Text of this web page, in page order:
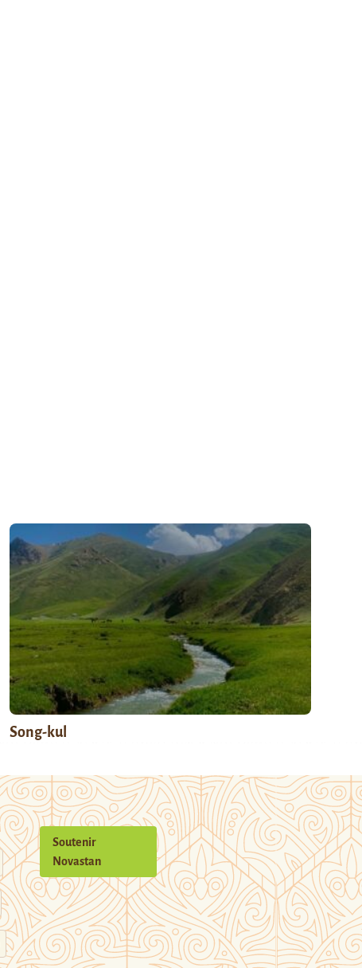
Song-kul
Soutenir
Novastan